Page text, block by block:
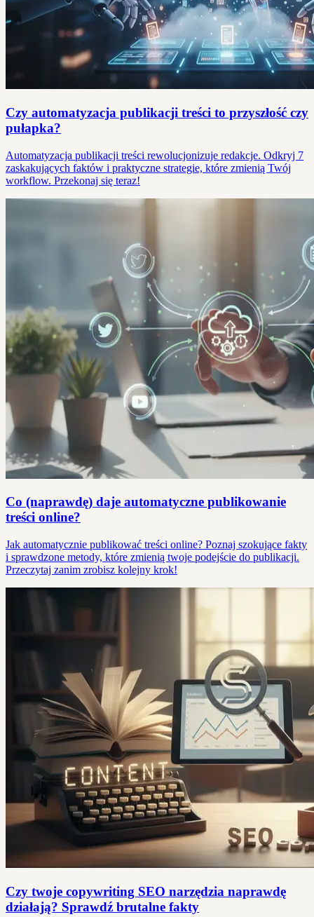
Czy automatyzacja publikacji treści to przyszłość czy
pułapka?
Automatyzacja publikacji treści rewolucjonizuje redakcje. Odkryj 7
zaskakujących faktów i praktyczne strategie, które zmienią Twój
workflow. Przekonaj się teraz!
Co (naprawdę) daje automatyczne publikowanie
treści online?
Jak automatycznie publikować treści online? Poznaj szokujące fakty
i sprawdzone metody, które zmienią twoje podejście do publikacji.
Przeczytaj zanim zrobisz kolejny krok!
Czy twoje copywriting SEO narzędzia naprawdę
działają? Sprawdź brutalne fakty